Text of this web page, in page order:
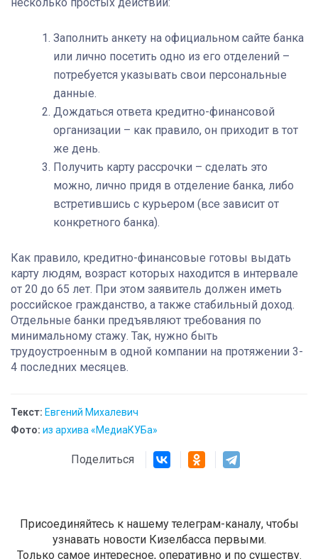
Заполнить анкету на официальном сайте банка
или лично посетить одно из его отделений –
потребуется указывать свои персональные
данные.
Дождаться ответа кредитно-финансовой
организации – как правило, он приходит в тот
же день.
Получить карту рассрочки – сделать это
можно, лично придя в отделение банка, либо
встретившись с курьером (все зависит от
конкретного банка).
Как правило, кредитно-финансовые готовы выдать
карту людям, возраст которых находится в интервале
от 20 до 65 лет. При этом заявитель должен иметь
российское гражданство, а также стабильный доход.
Отдельные банки предъявляют требования по
минимальному стажу. Так, нужно быть
трудоустроенным в одной компании на протяжении 3-
4 последних месяцев.
Текст: Евгений Михалевич
Фото: из архива «МедиаКУБа»
Поделиться
Присоединяйтесь к нашему телеграм-каналу, чтобы
узнавать новости Кизелбасса первыми.
Только самое интересное, оперативно и по существу.